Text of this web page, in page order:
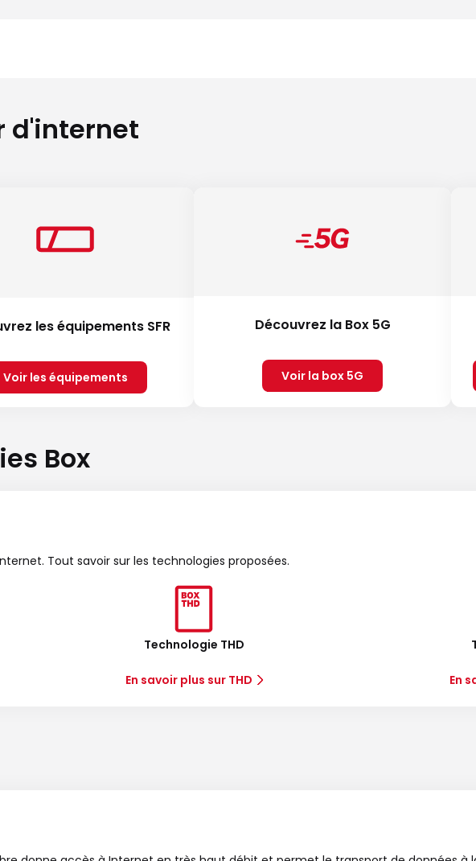
d'internet
les équipements SFR
Voir les équipements
Découvrez la Box 5G
Voir la box 5G
Box
Tout savoir sur les technologies proposées.
Technologie THD
En savoir plus sur THD En